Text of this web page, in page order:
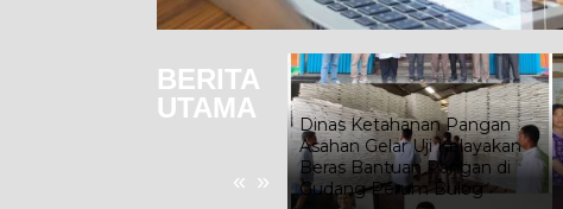
BERITA
UTAMA
« »
Ribuan Bendera Merah Putih
Dinas Ketahanan Pangan
Asahan Gelar Uji Kelayakan
Beras Bantuan Pangan di
Gudang Perum Bulog